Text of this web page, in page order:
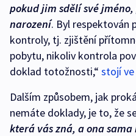
pokud jim sdělí své
narození. Byl respektován
kontroly, tj. zjištění
pobytu, nikoliv kontrola
doklad totožnosti,“ stojí ve
Dalším způsobem, jak
nemáte doklady, je to, že
která vás zná, a ona